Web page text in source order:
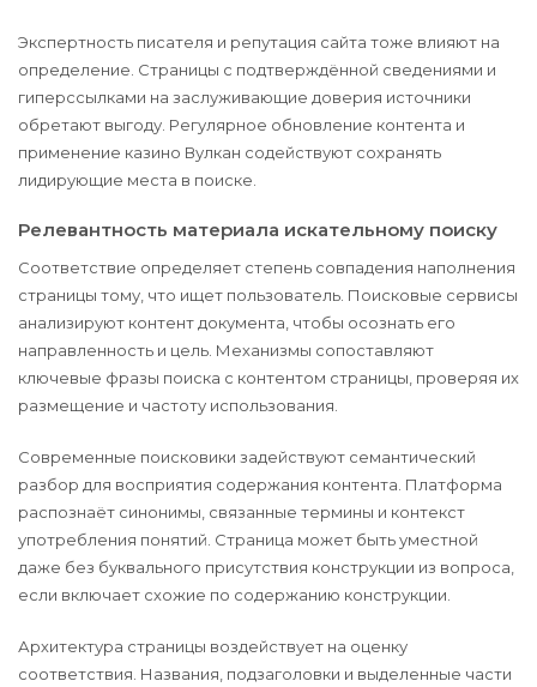
Экспертность писателя и репутация сайта тоже влияют на
определение. Страницы с подтверждённой сведениями и
гиперссылками на заслуживающие доверия источники
обретают выгоду. Регулярное обновление контента и
применение казино Вулкан содействуют сохранять
лидирующие места в поиске.
Релевантность материала искательному поиску
Соответствие определяет степень совпадения наполнения
страницы тому, что ищет пользователь. Поисковые сервисы
анализируют контент документа, чтобы осознать его
направленность и цель. Механизмы сопоставляют
ключевые фразы поиска с контентом страницы, проверяя их
размещение и частоту использования.
Современные поисковики задействуют семантический
разбор для восприятия содержания контента. Платформа
распознаёт синонимы, связанные термины и контекст
употребления понятий. Страница может быть уместной
даже без буквального присутствия конструкции из вопроса,
если включает схожие по содержанию конструкции.
Архитектура страницы воздействует на оценку
соответствия. Названия, подзаголовки и выделенные части